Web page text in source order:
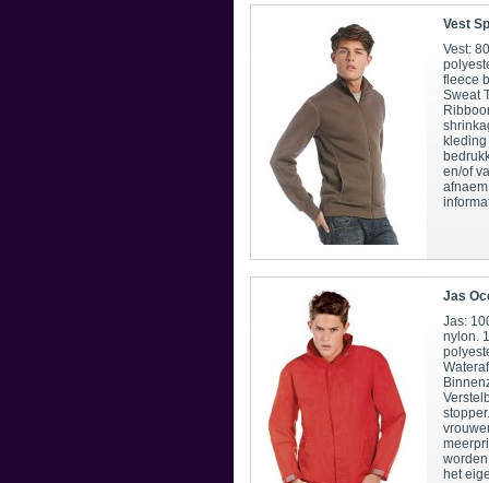
Vest
Vest:
fleece
Sweat
en/of
Jas
Jas:
nylon.
het